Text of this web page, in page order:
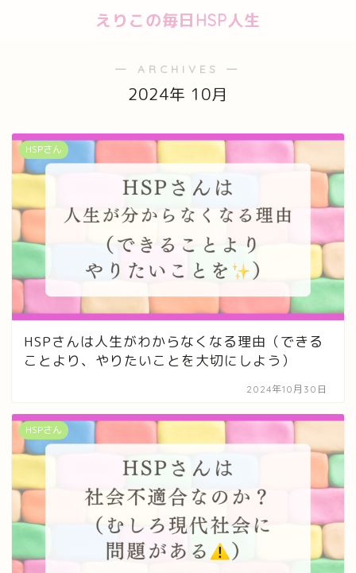
えりこの毎日HSP人生
― ARCHIVES ―
2024年 10月
HSPさん
HSPさんは人生がわからなくなる理由（できる
ことより、やりたいことを大切にしよう）
2024年10月30日
HSPさん